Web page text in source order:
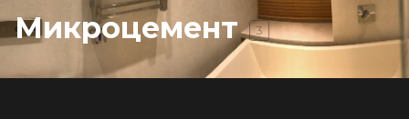
Микроцемент 3